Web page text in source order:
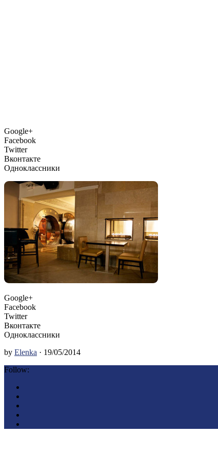
Google+
Facebook
Twitter
Вконтакте
Одноклассники
Google+
Facebook
Twitter
Вконтакте
Одноклассники
by Elenka · 19/05/2014
Follow: